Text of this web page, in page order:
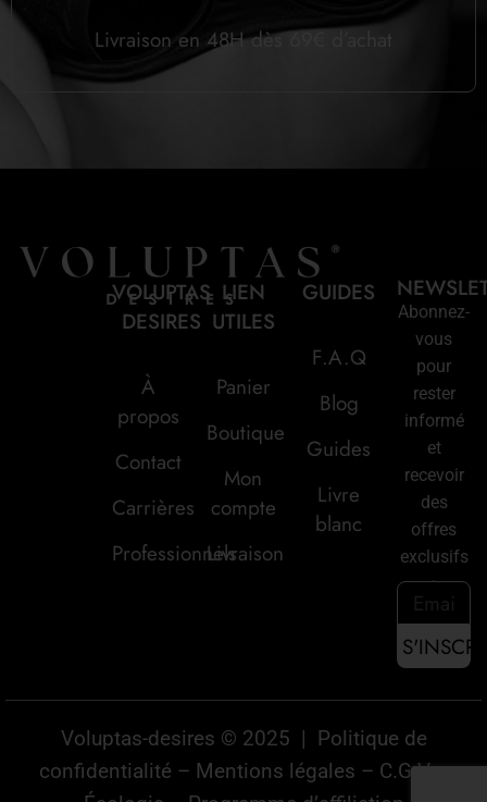
Livraison en 48H dès 69€ d’achat
VOLUPTAS
DESIRES
À
propos
Contact
Carrières
Professionnels
LIEN
UTILES
Panier
Boutique
Mon
compte
Livraison
GUIDES
F.A.Q
Blog
Guides
Livre
blanc
Abonnez-
vous
pour
rester
informé
et
recevoir
des
offres
exclusifs
:
Voluptas-desires © 2025 |
Politique de
confidentialité – Mentions légales – C.G.V–